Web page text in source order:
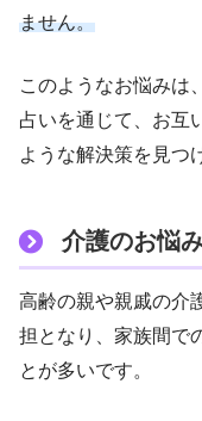
ません。
このようなお悩みは
占いを通じて、お互
ような解決策を見つ
介護のお悩
高齢の親や親戚の介
担となり、家族間で
とが多いです。